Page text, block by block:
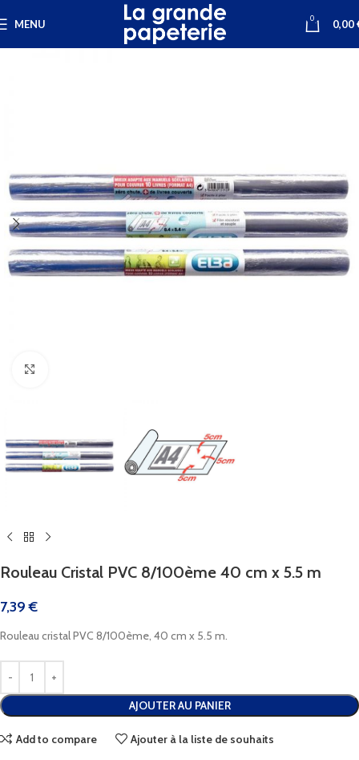
MENU 0 0,00
Rouleau Cristal PVC 8/100ème 40 cm x 5.5 m
7,39€
Rouleau cristal PVC 8/100ème, 40 cm x 5.5 m.
AJOUTER AU PANIER
Add to compare Ajouter à la liste de souhaits